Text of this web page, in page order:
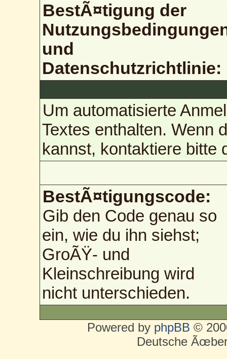
BestÃ¤tigung der
und
Datenschutzrichtlinie:
Um automatisierte
Textes enthalten. Wenn
kannst, kontaktiere bitte
BestÃ¤tigungscode:
Gib den Code genau so
ein, wie du ihn siehst;
GroÃŸ- und
Kleinschreibung wird
nicht unterschieden.
Powered by phpBB ©
Deutsche